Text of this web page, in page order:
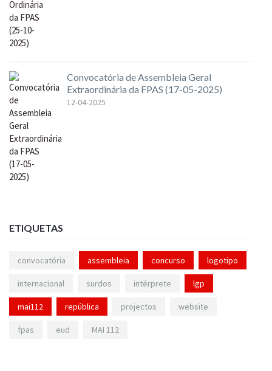
Convocatória de Assembleia Geral
Extraordinária da FPAS (17-05-2025)
12-04-2025
ETIQUETAS
convocatória assembleia concurso logotipo
internacional surdos intérprete lgp
mai112 república projectos website
fpas eud MAI 112